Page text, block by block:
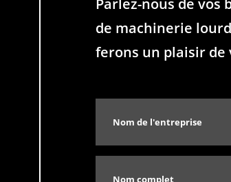
Parlez-nous de
de machinerie
ferons un plaisir de